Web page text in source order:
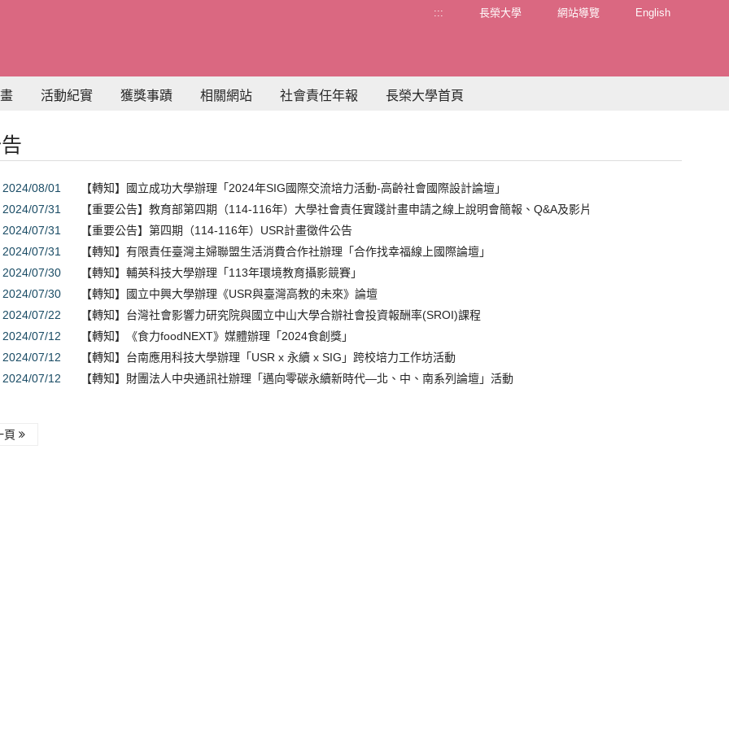
::: 長榮大學 網站導覽 English
活動紀實 獲獎事蹟 相關網站 社會責任年報 長榮大學首頁
2024/08/01
【轉知】國立成功大學辦理「2024年SIG國際交流培力活動-高齡社會國際設計論壇」
2024/07/31
【重要公告】教育部第四期（114-116年）大學社會責任實踐計畫申請之線上說明會簡報、Q&A及影片
2024/07/31
【重要公告】第四期（114-116年）USR計畫徵件公告
2024/07/31
【轉知】有限責任臺灣主婦聯盟生活消費合作社辦理「合作找幸福線上國際論壇」
2024/07/30
【轉知】輔英科技大學辦理「113年環境教育攝影競賽」
2024/07/30
【轉知】國立中興大學辦理《USR與臺灣高教的未來》論壇
2024/07/22
【轉知】台灣社會影響力研究院與國立中山大學合辦社會投資報酬率(SROI)課程
2024/07/12
【轉知】《食力foodNEXT》媒體辦理「2024食創獎」
2024/07/12
【轉知】台南應用科技大學辦理「USR x 永續 x SIG」跨校培力工作坊活動
2024/07/12 【轉知】財團法人中央通訊社辦理「邁向零碳永續新時代—北、中、南系列論壇」活動
頁